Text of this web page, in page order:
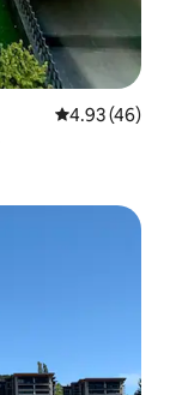
レビュー46
4.93 (46)